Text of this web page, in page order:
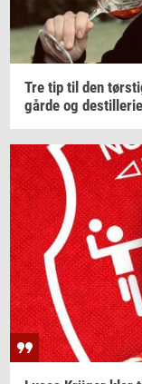
Tre tip til den
går­de og